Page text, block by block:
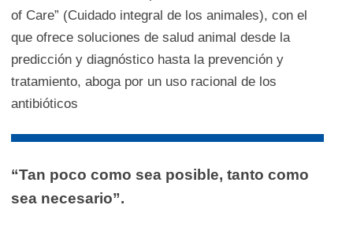
of Care” (Cuidado integral de los animales), con el
que ofrece soluciones de salud animal desde la
predicción y diagnóstico hasta la prevención y
tratamiento, aboga por un uso racional de los
antibióticos
“Tan poco como sea posible, tanto como
sea necesario”.